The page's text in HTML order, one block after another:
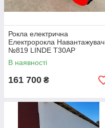
Рокла електрична
Електророкла Навантажувач
№819 LINDE T30АР
В наявності
161 700 ₴